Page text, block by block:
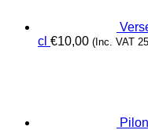
cl €10,00 (Inc. VAT